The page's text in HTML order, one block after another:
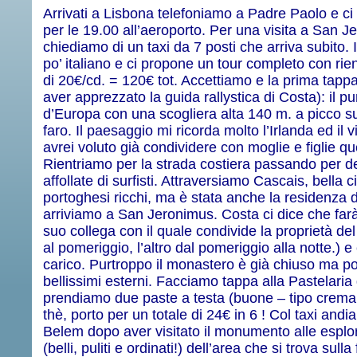
Arrivati a Lisbona telefoniamo a Padre Paolo e
per le 19.00 all’aeroporto. Per una visita a San
chiediamo di un taxi da 7 posti che arriva subito.
po’ italiano e ci propone un tour completo con
di 20€/cd. = 120€ tot. Accettiamo e la prima
aver apprezzato la guida rallystica di Costa): il
d’Europa con una scogliera alta 140 m. a picco
faro. Il paesaggio mi ricorda molto l’Irlanda ed il
avrei voluto già condividere con moglie e figlie
Rientriamo per la strada costiera passando per
affollate di surfisti. Attraversiamo Cascais, bella
portoghesi ricchi, ma è stata anche la residenza
arriviamo a San Jeronimus. Costa ci dice che
suo collega con il quale condivide la proprietà
al pomeriggio, l’altro dal pomeriggio alla notte.)
carico. Purtroppo il monastero è già chiuso ma
bellissimi esterni. Facciamo tappa alla
prendiamo due paste a testa (buone – tipo
thè, porto per un totale di 24€ in 6 ! Col taxi
Belem dopo aver visitato il monumento alle
(belli, puliti e ordinati!) dell’area che si trova